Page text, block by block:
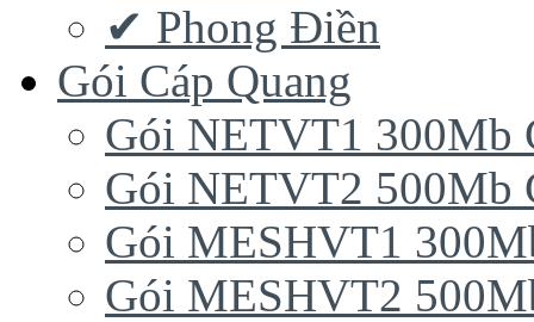
✔ Phong Điền
Gói Cáp Quang
Gói NETVT1 300Mb
Gói NETVT2 500Mb
Gói MESHVT1
Gói MESHVT2